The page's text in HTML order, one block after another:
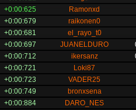
+0:00:625
Ramonxd
+0:00:679
raikonen0
+0:00:681
el_rayo_t0
+0:00:697 JUANELDURO
+0:00:712 ikersanz
+0:00:721
Loki87
+0:00:723
VADER25
+0:00:749
bronxsena
+0:00:884
DARO_NES